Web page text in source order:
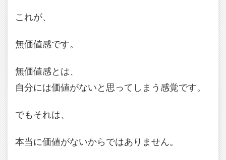
これが、
無価値感です。
無価値感とは、
自分には価値がないと思ってしまう感覚です。
でもそれは、
本当に価値がないからではありません。